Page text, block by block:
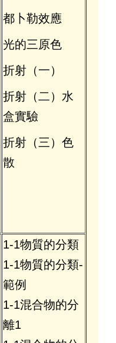
都卜勒效應
光的三原色
折射（一）
折射（二）水
盒實驗
折射（三）色
散
1-1物質的分類
1-1物質的分類-
範例
1-1混合物的分
離1